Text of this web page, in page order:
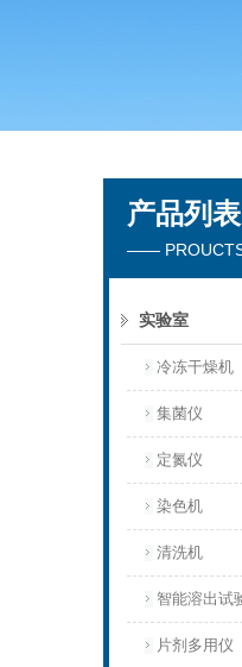
产品列表
——
实验室
冷冻干燥机
集菌仪
定氮仪
染色机
清洗机
智能溶出试
片剂多用仪